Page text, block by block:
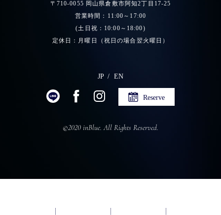
〒710-0055 岡山県倉敷市阿知2丁目17-25
営業時間：11:00～17:00
(土日祝：10:00～18:00)
定休日：月曜日（祝日の場合翌火曜日）
JP EN
Reserve
©2020 inBlue. All Rights Reserved.